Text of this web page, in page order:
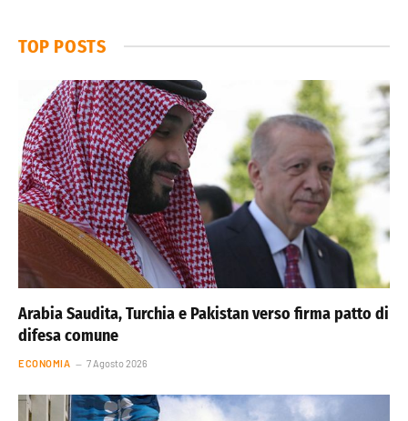
TOP POSTS
Arabia Saudita, Turchia e Pakistan verso firma patto di
difesa comune
ECONOMIA 7 Agosto 2026